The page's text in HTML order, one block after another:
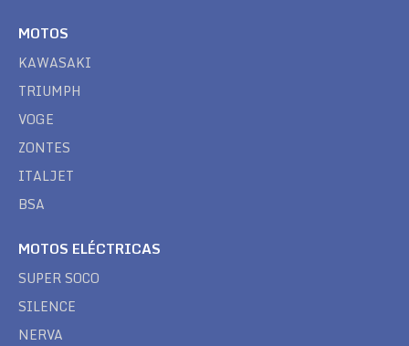
MOTOS
KAWASAKI
TRIUMPH
VOGE
ZONTES
ITALJET
BSA
MOTOS ELÉCTRICAS
SUPER SOCO
SILENCE
NERVA